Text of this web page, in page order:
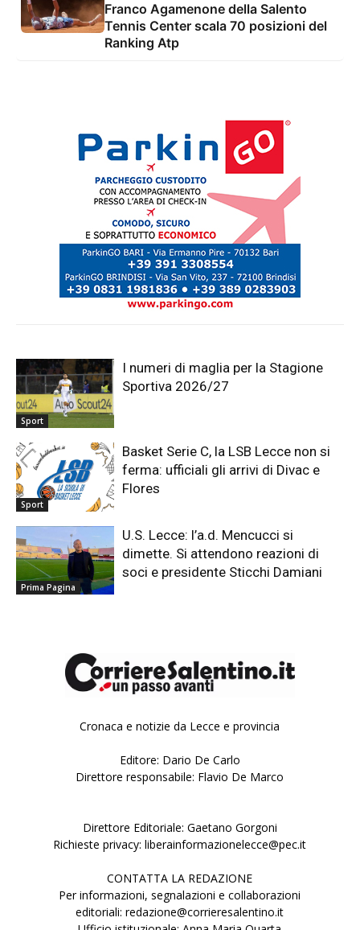
Franco Agamenone della Salento
Tennis Center scala 70 posizioni del
Ranking Atp
Sport
I numeri di maglia per la Stagione
Sportiva 2026/27
Sport
Basket Serie C, la LSB Lecce non si
ferma: ufficiali gli arrivi di Divac e
Flores
Prima Pagina
U.S. Lecce: l’a.d. Mencucci si
dimette. Si attendono reazioni di
soci e presidente Sticchi Damiani
Cronaca e notizie da Lecce e provincia
Editore: Dario De Carlo
Direttore responsabile: Flavio De Marco
Direttore Editoriale: Gaetano Gorgoni
Richieste privacy: liberainformazionelecce@pec.it
CONTATTA LA REDAZIONE
Per informazioni, segnalazioni e collaborazioni
editoriali: redazione@corrieresalentino.it